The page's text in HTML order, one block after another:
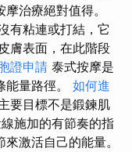
治療絕對值得。
有粘連或打結，它
膚表面，在此階段
證申請 泰式按摩是
量路徑。 如何進
要目標不是鍛鍊肌
施加的有節奏的指
激活自己的能量。